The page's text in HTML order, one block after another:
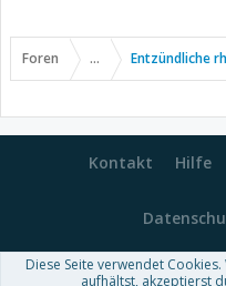
Foren ... Entzündliche
Kontakt Hilfe
Forum software by
Diese Seite verwendet
aufhältst, akzeptierst